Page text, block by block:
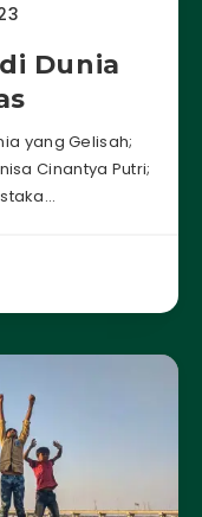
Dunia
yang Gelisah;
Cinantya Putri;